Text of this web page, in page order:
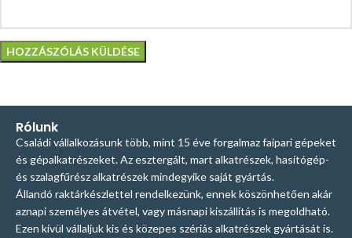
Rólunk
Családi vállalkozásunk több, mint 15 éve forgalmaz faipari gépeket
és gépalkatrészeket. Az esztergált, mart alkatrészek, hasítógép-
és szalagfűrész alkatrészek mindegyike saját gyártás.
Állandó raktárkészlettel rendelkezünk, ennek köszönhetően akár
aznapi személyes átvétel, vagy másnapi kiszállítás is megoldható.
Ezen kívül vállaljuk kis és közepes szériás alkatrészek gyártását is.